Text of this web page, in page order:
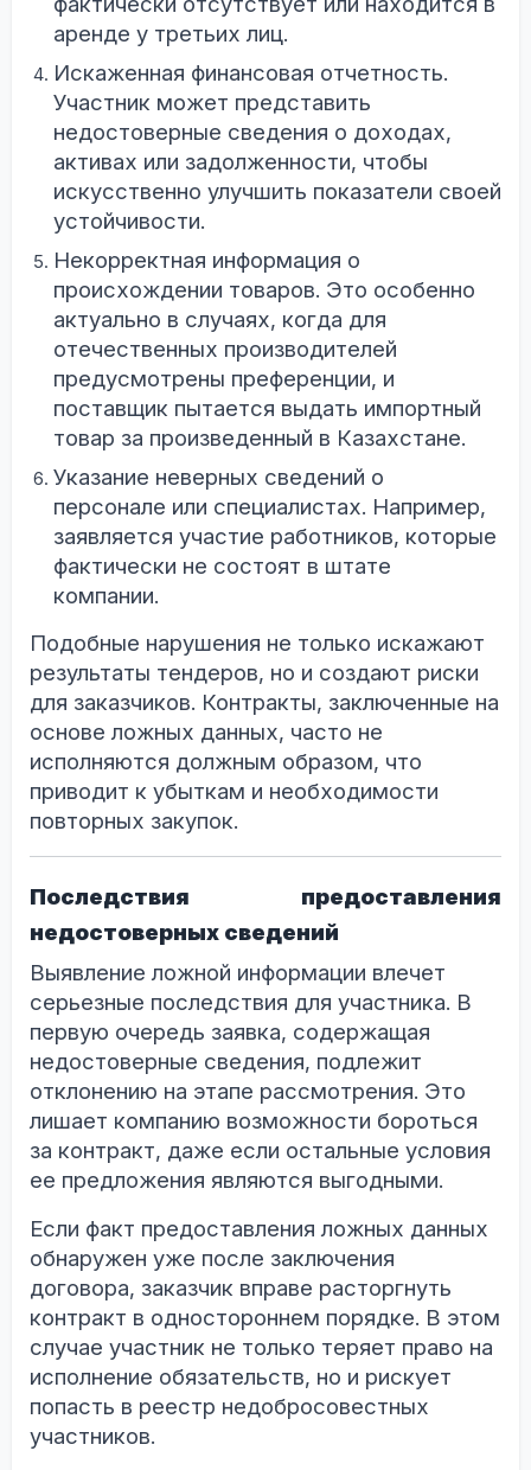
аренде у третьих лиц.
Искаженная финансовая отчетность.
Участник может представить
недостоверные сведения о доходах,
активах или задолженности, чтобы
искусственно улучшить показатели своей
устойчивости.
Некорректная информация о
происхождении товаров. Это особенно
актуально в случаях, когда для
отечественных производителей
предусмотрены преференции, и
поставщик пытается выдать импортный
товар за произведенный в Казахстане.
Указание неверных сведений о
персонале или специалистах. Например,
заявляется участие работников, которые
фактически не состоят в штате
компании.
Подобные нарушения не только искажают
результаты тендеров, но и создают риски
для заказчиков. Контракты, заключенные на
основе ложных данных, часто не
исполняются должным образом, что
приводит к убыткам и необходимости
повторных закупок.
Последствия предоставления
недостоверных сведений
Выявление ложной информации влечет
серьезные последствия для участника. В
первую очередь заявка, содержащая
недостоверные сведения, подлежит
отклонению на этапе рассмотрения. Это
лишает компанию возможности бороться
за контракт, даже если остальные условия
ее предложения являются выгодными.
Если факт предоставления ложных данных
обнаружен уже после заключения
договора, заказчик вправе расторгнуть
контракт в одностороннем порядке. В этом
случае участник не только теряет право на
исполнение обязательств, но и рискует
попасть в реестр недобросовестных
участников.